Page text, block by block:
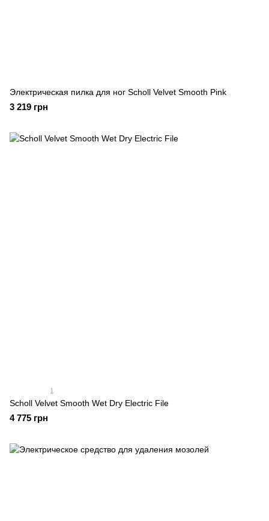
Электрическая пилка для ног Scholl Velvet Smooth Pink
3 219 грн
1
Scholl Velvet Smooth Wet Dry Electric File
4 775 грн